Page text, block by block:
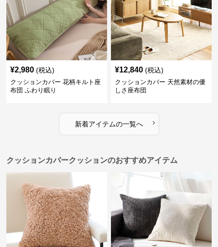
¥2,980 (税込)
クッションカバー 花柄キルト座
布団 ふわり眠り
¥12,840 (税込)
クッションカバー 天然素材の優
しさ座布団
新着アイテムの一覧へ ›
クッションカバークッションのおすすめアイテム